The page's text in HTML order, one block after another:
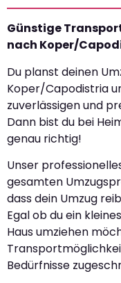
Günstige
nach Koper/
Du planst deinen
Koper/Capodistria
zuverlässigen und
Dann bist du bei
genau richtig!
Unser
gesamten
dass dein Umzug
Egal ob du ein
Haus umziehen
Bedürfnisse